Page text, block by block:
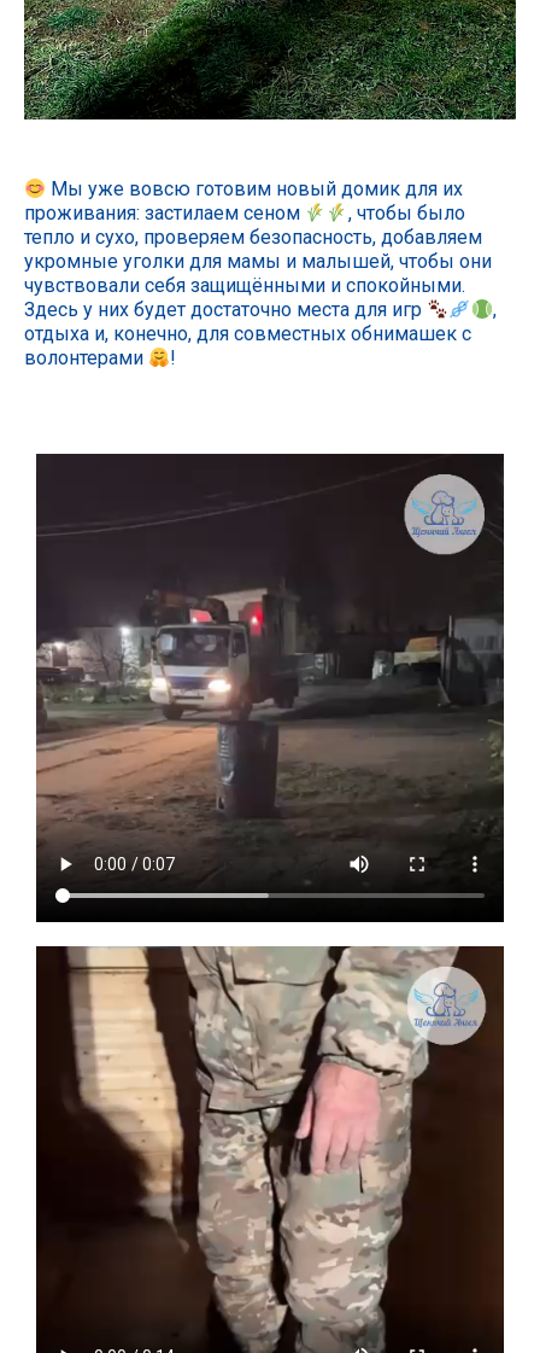
Мы уже вовсю готовим новый домик для их
проживания: застилаем сеном
, чтобы было
тепло и сухо, проверяем безопасность, добавляем
укромные уголки для мамы и малышей, чтобы они
чувствовали себя защищёнными и спокойными.
Здесь у них будет достаточно места для игр
,
отдыха и, конечно, для совместных обнимашек с
волонтерами
!